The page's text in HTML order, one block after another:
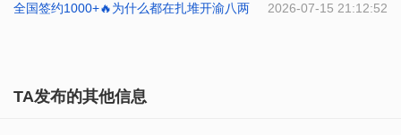
全国签约1000+🔥为什么都在扎堆开渝八两
2026-07-15 21:12:52
TA发布的其他信息